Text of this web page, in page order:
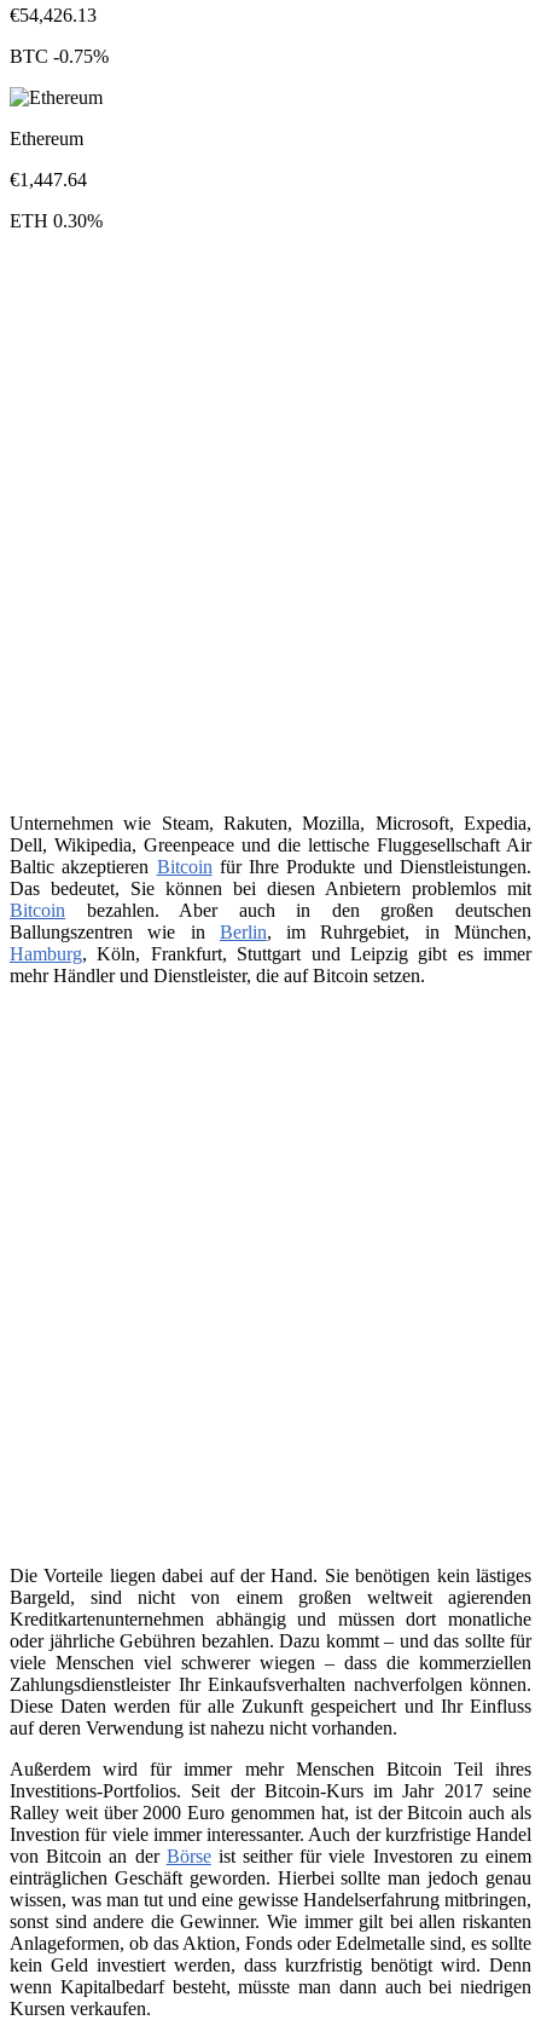
€54,426.13
BTC -0.75%
Ethereum
€1,447.64
ETH 0.30%
Unternehmen wie Steam, Rakuten, Mozilla, Microsoft, Expedia,
Dell, Wikipedia, Greenpeace und die lettische Fluggesellschaft Air
Baltic akzeptieren Bitcoin für Ihre Produkte und Dienstleistungen.
Das bedeutet, Sie können bei diesen Anbietern problemlos mit
Bitcoin bezahlen. Aber auch in den großen deutschen
Ballungszentren wie in Berlin, im Ruhrgebiet, in München,
Hamburg, Köln, Frankfurt, Stuttgart und Leipzig gibt es immer
mehr Händler und Dienstleister, die auf Bitcoin setzen.
Die Vorteile liegen dabei auf der Hand. Sie benötigen kein lästiges
Bargeld, sind nicht von einem großen weltweit agierenden
Kreditkartenunternehmen abhängig und müssen dort monatliche
oder jährliche Gebühren bezahlen. Dazu kommt – und das sollte für
viele Menschen viel schwerer wiegen – dass die kommerziellen
Zahlungsdienstleister Ihr Einkaufsverhalten nachverfolgen können.
Diese Daten werden für alle Zukunft gespeichert und Ihr Einfluss
auf deren Verwendung ist nahezu nicht vorhanden.
Außerdem wird für immer mehr Menschen Bitcoin Teil ihres
Investitions-Portfolios. Seit der Bitcoin-Kurs im Jahr 2017 seine
Ralley weit über 2000 Euro genommen hat, ist der Bitcoin auch als
Investion für viele immer interessanter. Auch der kurzfristige Handel
von Bitcoin an der Börseist seither für viele Investoren zu einem
einträglichen Geschäft geworden. Hierbei sollte man jedoch genau
wissen, was man tut und eine gewisse Handelserfahrung mitbringen,
sonst sind andere die Gewinner. Wie immer gilt bei allen riskanten
Anlageformen, ob das Aktion, Fonds oder Edelmetalle sind, es sollte
kein Geld investiert werden, dass kurzfristig benötigt wird. Denn
wenn Kapitalbedarf besteht, müsste man dann auch bei niedrigen
Kursen verkaufen.